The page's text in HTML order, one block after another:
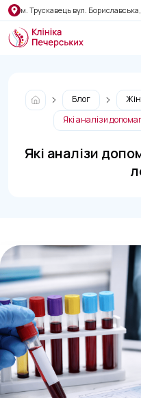
м. Трускавець вул.
Блог
Які аналізи
Які аналізи